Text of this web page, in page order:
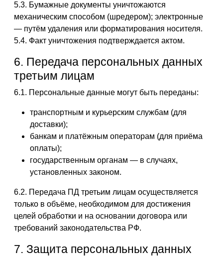
5.3. Бумажные документы уничтожаются
механическим способом (шредером); электронные
— путём удаления или форматирования носителя.
5.4. Факт уничтожения подтверждается актом.
6. Передача персональных данных
третьим лицам
6.1. Персональные данные могут быть переданы:
транспортным и курьерским службам (для
доставки);
банкам и платёжным операторам (для приёма
оплаты);
государственным органам — в случаях,
установленных законом.
6.2. Передача ПД третьим лицам осуществляется
только в объёме, необходимом для достижения
целей обработки и на основании договора или
требований законодательства РФ.
7. Защита персональных данных